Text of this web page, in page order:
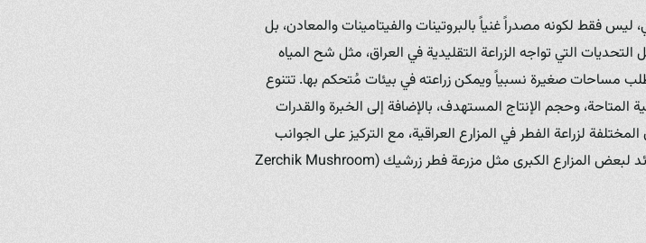
ليس فقط لكونه مصدراً غنياً بالبروتينات والفيتامينات والمعادن، بل
التي تواجه الزراعة التقليدية في العراق، مثل شح المياه
مساحات صغيرة نسبياً ويمكن زراعته في بيئات مُتحكم بها. تتنوع
وحجم الإنتاج المستهدف، بالإضافة إلى الخبرة والقدرات
لزراعة الفطر في المزارع العراقية، مع التركيز على الجوانب
العملية والتطبيقية الملائمة للبيئة العراقية، مبرزاً الدور الرائد لبعض المزارع الكبرى مثل مزرعة فطر زرشيك (Zerchik Mushroom